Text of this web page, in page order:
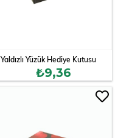
Yaldızlı Yüzük Hediye Kutusu
₺9,36